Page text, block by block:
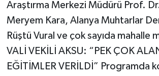
Araştırma Merkezi Müdürü Prof.
Meryem Kara, Alanya Muhtarlar
Rüştü Vural ve çok sayıda mahalle
VALİ VEKİLİ AKSU: “PEK ÇOK
EĞİTİMLER VERİLDİ” Programda